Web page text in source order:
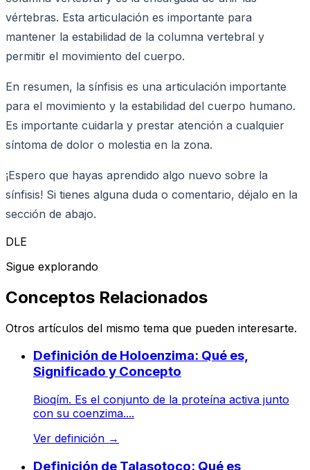
vértebras. Esta articulación es importante para
mantener la estabilidad de la columna vertebral y
permitir el movimiento del cuerpo.
En resumen, la sínfisis es una articulación importante
para el movimiento y la estabilidad del cuerpo humano.
Es importante cuidarla y prestar atención a cualquier
síntoma de dolor o molestia en la zona.
¡Espero que hayas aprendido algo nuevo sobre la
sínfisis! Si tienes alguna duda o comentario, déjalo en la
sección de abajo.
DLE
Sigue explorando
Conceptos Relacionados
Otros artículos del mismo tema que pueden interesarte.
Definición de Holoenzima: Qué es,
Significado y Concepto
Bioqím. Es el conjunto de la proteína activa junto
con su coenzima....
Ver definición →
Definición de Talasotoco: Qué es,